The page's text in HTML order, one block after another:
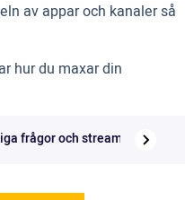
av appar och kanaler så
hur du maxar din
frågor och streaming & TV-